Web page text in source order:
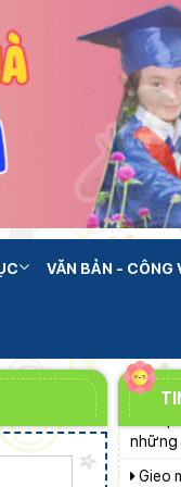
VĂN BẢN - CÔNG
xếp,
lập tại
Đồng
độ Dự
Hương
Chính phủ ban hành Nghị quyết
quy
sách
sự hỗ
sở
Sở Giáo dục và Đào tạo Lâm
Đồng
chính
Sáng đèn công trường để kịp
năm
Khởi đầu định hướng nghề
học
Thắp sáng văn hóa đọc từ
những
Gieo
Thí điểm giáo dục AI góp phần